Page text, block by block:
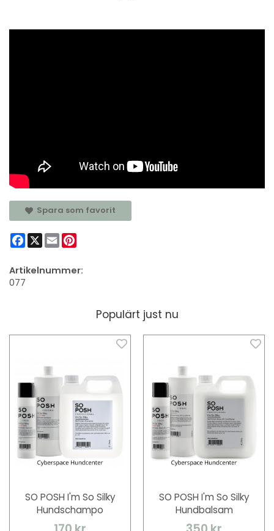
Spara som favorit
Facebook
X Email
Artikelnummer:
077
Populärt just nu
SO POSH I'm So Silky
Hundschampo
SO POSH I'm So Silky
Hundbalsam